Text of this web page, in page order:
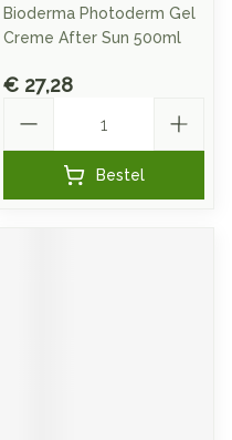
Bioderma Photoderm Gel
Creme After Sun 500ml
€ 27,28
Bestel